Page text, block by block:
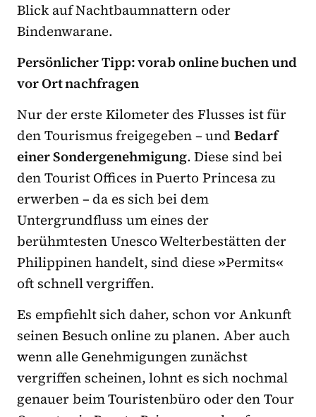
Blick auf Nachtbaumnattern oder
Bindenwarane.
Persönlicher Tipp: vorab online buchen und
vor Ort nachfragen
Nur der erste Kilometer des Flusses ist für
den Tourismus freigegeben – undBedarf
einer Sondergenehmigung. Diese sind bei
den Tourist Offices in Puerto Princesa zu
erwerben – da es sich bei dem
Untergrundfluss um eines der
berühmtesten Unesco Welterbestätten der
Philippinen handelt, sind diese»Permits«
oft schnell vergriffen.
Es empfiehlt sich daher, schon vor Ankunft
seinen Besuch online zu planen. Aber auch
wenn alle Genehmigungen zunächst
vergriffen scheinen, lohnt es sich nochmal
genauer beim Touristenbüro oder den Tour